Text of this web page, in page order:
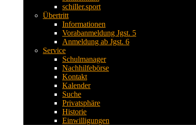
schiller.sport
Übertritt
Informationen
Vorabanmeldung Jgst. 5
Anmeldung ab Jgst. 6
Service
Schulmanager
Nachhilfebörse
Kontakt
Kalender
Suche
Privatsphäre
Historie
Einwilligungen